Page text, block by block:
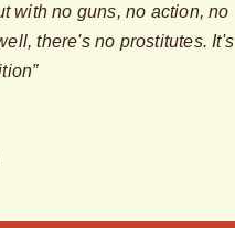
with no guns, no action, no
there's no prostitutes. It's